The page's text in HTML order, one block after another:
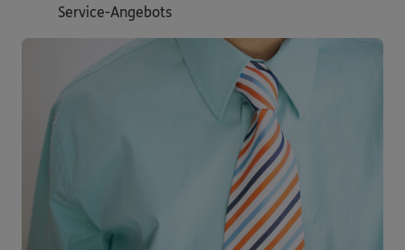
Service-Angebots